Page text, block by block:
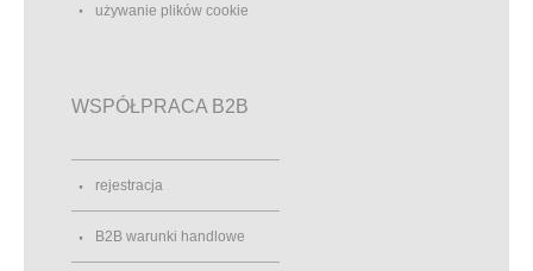
używanie plików cookie
WSPÓŁPRACA B2B
rejestracja
B2B warunki handlowe